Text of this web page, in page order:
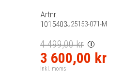
Artnr.
1015403J25153-071-M
4 499,00 kr i
3 600,00 kr
Inkl. moms